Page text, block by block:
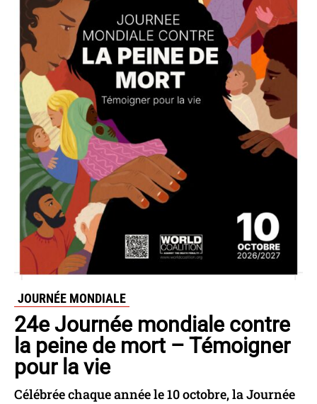
JOURNÉE MONDIALE
24e Journée mondiale contre
la peine de mort – Témoigner
pour la vie
Célébrée chaque année le 10 octobre, la Journée